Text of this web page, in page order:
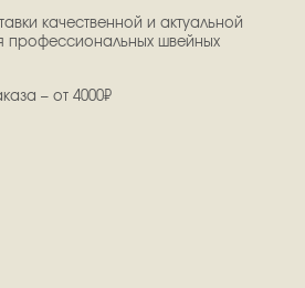
качественной и актуальной
профессиональных швейных
– от 4000₽